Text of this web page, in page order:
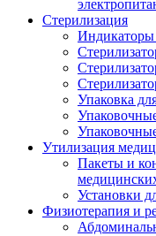
Стерилизация
Индикаторы
Упаковка
Утилизация
Пакеты и
Установки
Физиотерапия и